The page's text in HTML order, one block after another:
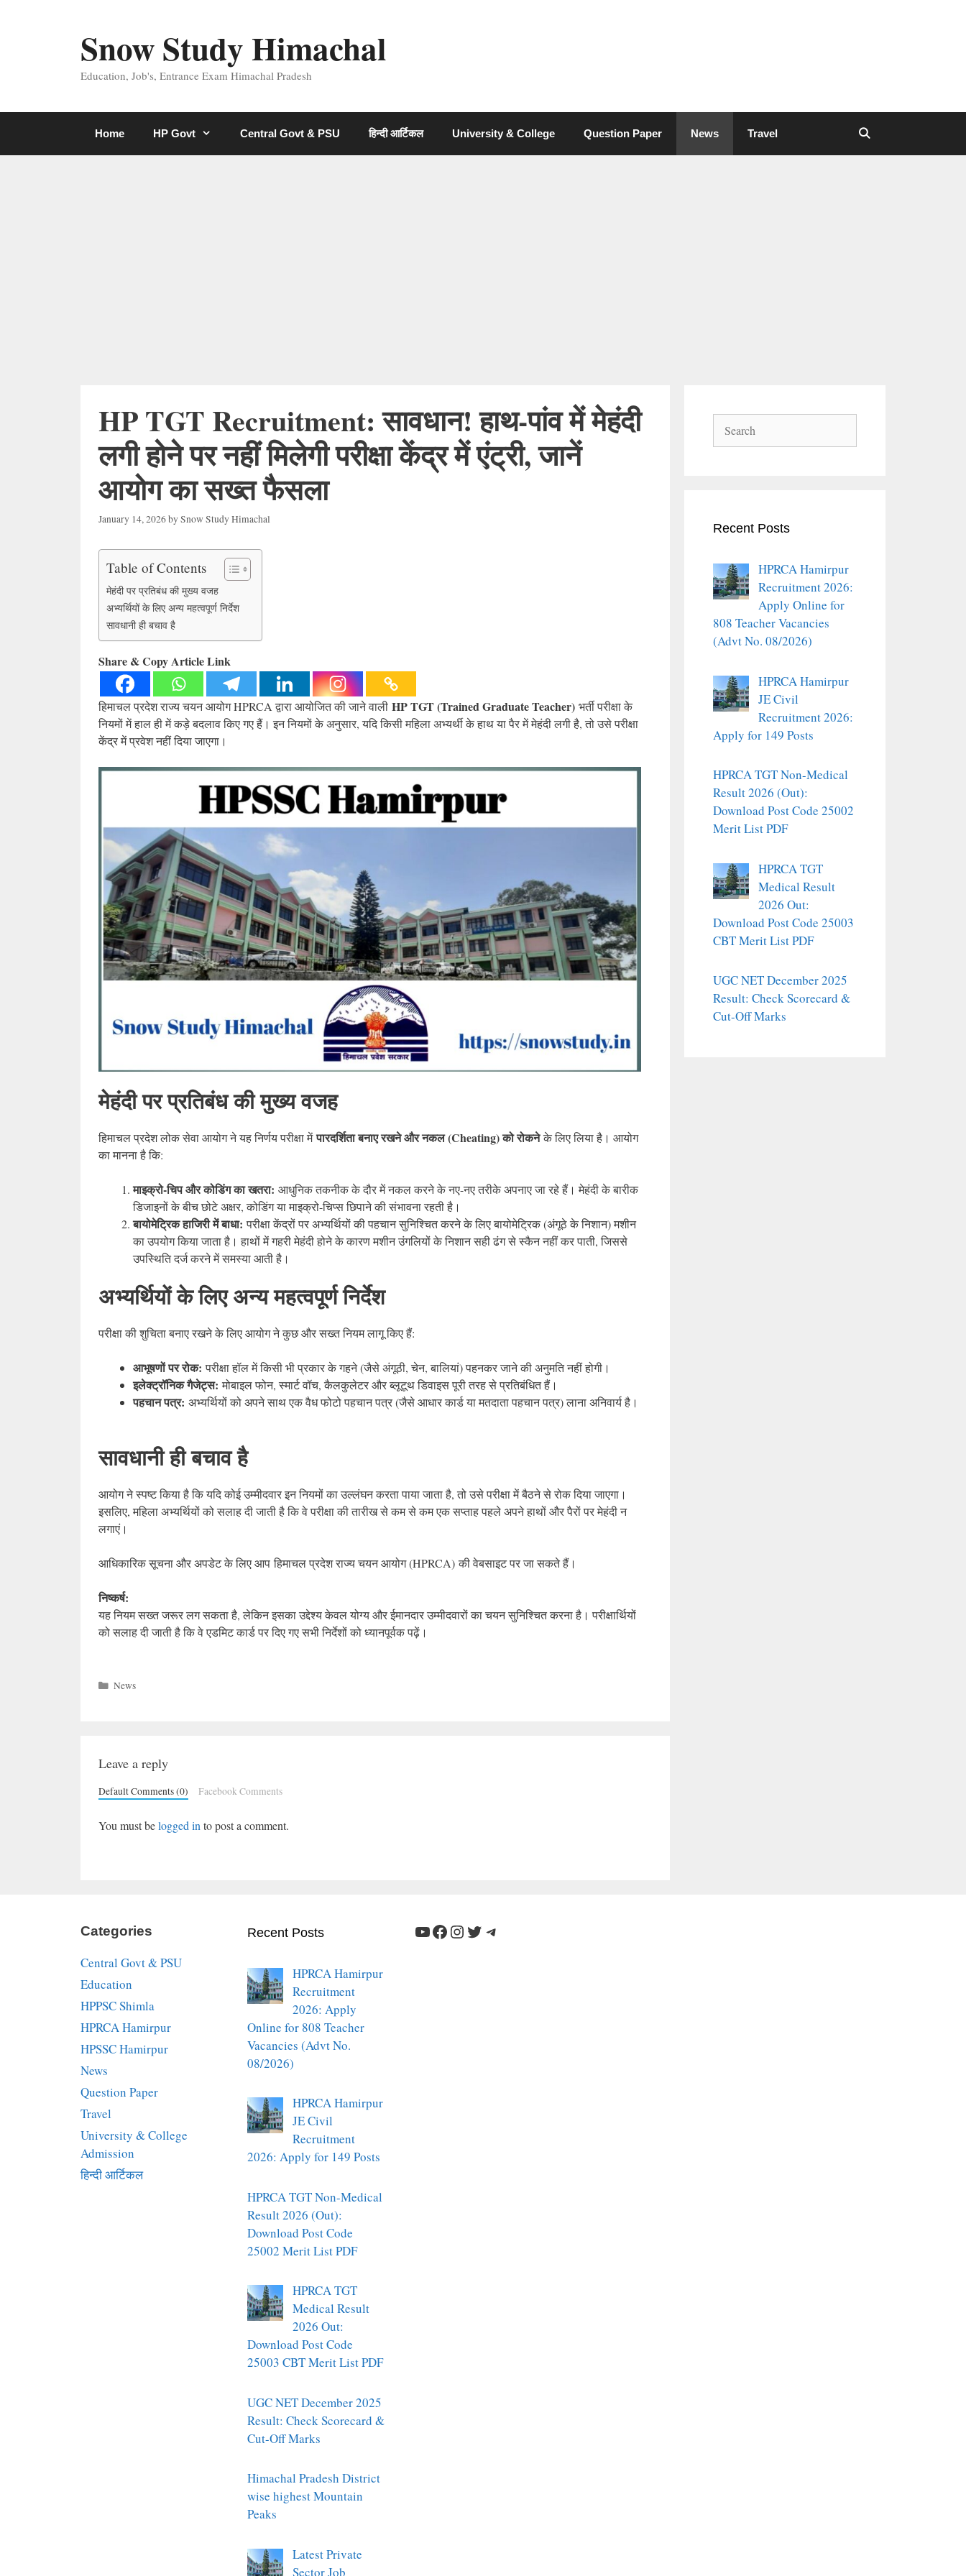
Snow Study Himachal
Education, Job's, Entrance Exam Himachal Pradesh
Home HP Govt Central Govt & PSU हिन्दी आर्टिकल University & College Question Paper News Travel
HP TGT Recruitment: सावधान! हाथ-पांव में मेहंदी
लगी होने पर नहीं मिलेगी परीक्षा केंद्र में एंट्री, जानें
आयोग का सख्त फैसला
January 14, 2026bySnow Study Himachal
Table of Contents
मेहंदी पर प्रतिबंध की मुख्य वजह
अभ्यर्थियों के लिए अन्य महत्वपूर्ण निर्देश
सावधानी ही बचाव है
Share & Copy Article Link
हिमाचल प्रदेश राज्य चयन आयोग HPRCA द्वारा आयोजित की जाने वाली HP TGT (Trained Graduate Teacher) भर्ती परीक्षा के
नियमों में हाल ही में कड़े बदलाव किए गए हैं। इन नियमों के अनुसार, यदि किसी महिला अभ्यर्थी के हाथ या पैर में मेहंदी लगी है, तो उसे परीक्षा
केंद्र में प्रवेश नहीं दिया जाएगा।
मेहंदी पर प्रतिबंध की मुख्य वजह
हिमाचल प्रदेश लोक सेवा आयोग ने यह निर्णय परीक्षा मेंपारदर्शिता बनाए रखने और नकल (Cheating) को रोकनेके लिए लिया है। आयोग
का मानना है कि:
माइक्रो-चिप और कोडिंग का खतरा: आधुनिक तकनीक के दौर में नकल करने के नए-नए तरीके अपनाए जा रहे हैं। मेहंदी के बारीक
डिजाइनों के बीच छोटे अक्षर, कोडिंग या माइक्रो-चिप्स छिपाने की संभावना रहती है।
बायोमेट्रिक हाजिरी में बाधा: परीक्षा केंद्रों पर अभ्यर्थियों की पहचान सुनिश्चित करने के लिए बायोमेट्रिक (अंगूठे के निशान) मशीन
का उपयोग किया जाता है। हाथों में गहरी मेहंदी होने के कारण मशीन उंगलियों के निशान सही ढंग से स्कैन नहीं कर पाती, जिससे
उपस्थिति दर्ज करने में समस्या आती है।
अभ्यर्थियों के लिए अन्य महत्वपूर्ण निर्देश
परीक्षा की शुचिता बनाए रखने के लिए आयोग ने कुछ और सख्त नियम लागू किए हैं:
आभूषणों पर रोक: परीक्षा हॉल में किसी भी प्रकार के गहने (जैसे अंगूठी, चेन, बालियां) पहनकर जाने की अनुमति नहीं होगी।
इलेक्ट्रॉनिक गैजेट्स: मोबाइल फोन, स्मार्ट वॉच, कैलकुलेटर और ब्लूटूथ डिवाइस पूरी तरह से प्रतिबंधित हैं।
पहचान पत्र: अभ्यर्थियों को अपने साथ एक वैध फोटो पहचान पत्र (जैसे आधार कार्ड या मतदाता पहचान पत्र) लाना अनिवार्य है।
सावधानी ही बचाव है
आयोग ने स्पष्ट किया है कि यदि कोई उम्मीदवार इन नियमों का उल्लंघन करता पाया जाता है, तो उसे परीक्षा में बैठने से रोक दिया जाएगा।
इसलिए, महिला अभ्यर्थियों को सलाह दी जाती है कि वे परीक्षा की तारीख से कम से कम एक सप्ताह पहले अपने हाथों और पैरों पर मेहंदी न
लगाएं।
आधिकारिक सूचना और अपडेट के लिए आप हिमाचल प्रदेश राज्य चयन आयोग (HPRCA) की वेबसाइट पर जा सकते हैं।
निष्कर्ष:
यह नियम सख्त जरूर लग सकता है, लेकिन इसका उद्देश्य केवल योग्य और ईमानदार उम्मीदवारों का चयन सुनिश्चित करना है। परीक्षार्थियों
को सलाह दी जाती है कि वे एडमिट कार्ड पर दिए गए सभी निर्देशों को ध्यानपूर्वक पढ़ें।
Categories
News
Leave a reply
Default Comments (0) Facebook Comments
You must belogged in to post a comment.
Recent Posts
HPRCA Hamirpur
Recruitment 2026:
Apply Online for
808 Teacher Vacancies
(Advt No. 08/2026)
HPRCA Hamirpur
JE Civil
Recruitment 2026:
Apply for 149 Posts
HPRCA TGT Non-Medical
Result 2026 (Out):
Download Post Code 25002
Merit List PDF
HPRCA TGT
Medical Result
2026 Out:
Download Post Code 25003
CBT Merit List PDF
UGC NET December 2025
Result: Check Scorecard &
Cut-Off Marks
Categories
Central Govt & PSU
Education
HPPSC Shimla
HPRCA Hamirpur
HPSSC Hamirpur
News
Question Paper
Travel
University & College
Admission
हिन्दी आर्टिकल
Recent Posts
HPRCA Hamirpur
Recruitment
2026: Apply
Online for 808 Teacher
Vacancies (Advt No.
08/2026)
HPRCA Hamirpur
JE Civil
Recruitment
2026: Apply for 149 Posts
HPRCA TGT Non-Medical
Result 2026 (Out):
Download Post Code
25002 Merit List PDF
HPRCA TGT
Medical Result
2026 Out:
Download Post Code
25003 CBT Merit List PDF
UGC NET December 2025
Result: Check Scorecard &
Cut-Off Marks
Himachal Pradesh District
wise highest Mountain
Peaks
Latest Private
Sector Job
YouTube
Facebook
Instagram
TwitterTelegram